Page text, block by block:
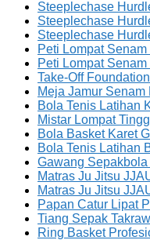
Steeplechase
Steeplechase
Steeplechase
Peti Lompat Senam
Peti Lompat Senam
Take-Off
Meja Jamur Senam
Bola Tenis Latihan
Mistar Lompat
Bola Basket Karet
Bola Tenis Latihan
Gawang
Matras Ju Jitsu
Matras Ju Jitsu
Papan Catur Lipat
Tiang Sepak
Ring Basket